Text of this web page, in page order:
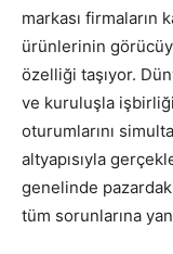
markası firmaların
ürünlerinin
özelliği taşıyor.
ve kuruluşla
oturumlarını
altyapısıyla
genelinde
tüm sorunlarına